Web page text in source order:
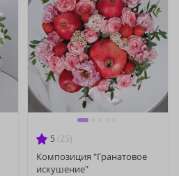
5 (25)
Композиция "Гранатовое
искушение"